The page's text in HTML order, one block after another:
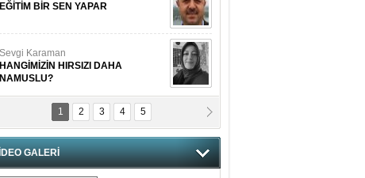
EĞİTİM BİR SEN YAPAR
Sevgi Karaman
HANGİMİZİN HIRSIZI DAHA
NAMUSLU?
Prof. Dr. Cahit Kurbanoğlu
Fatma Saçak Akbulut
1 2 3 4 5
GALERİ